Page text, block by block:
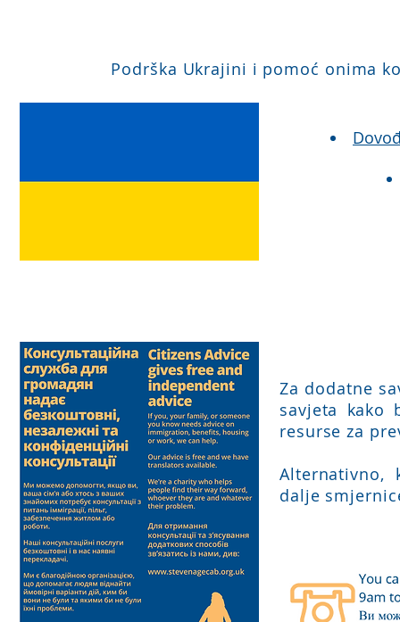
Podrška Ukrajini i pomoć onima
Za dodatne
savjeta kako
resurse za
Alternativno,
dalje